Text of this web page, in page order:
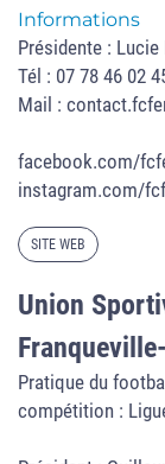
Informations
Présidente : Lucie
Tél : 07 78 46 02
Mail :
facebook.com/
instagram.com/
SITE WEB
Union
Pratique du
compétition :